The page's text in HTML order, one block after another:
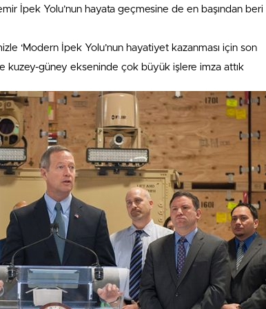
İpek Yolu’nun hayata geçmesine de en başından beri
‘Modern İpek Yolu’nun hayatiyet kazanması için son
kuzey-güney ekseninde çok büyük işlere imza attık